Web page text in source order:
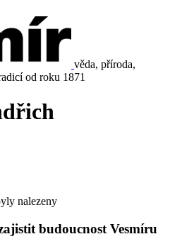
věda, příroda,
od roku 1871
nalezeny
budoucnost Vesmíru